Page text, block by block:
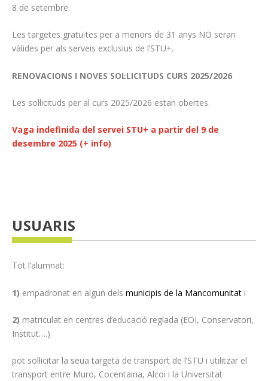
8 de setembre.
Les targetes gratuïtes per a menors de 31 anys NO seran
vàlides per als serveis exclusius de l’STU+.
RENOVACIONS I NOVES SOL·LICITUDS CURS 2025/2026
Les sol·licituds per al curs 2025/2026 estan obertes.
Vaga indefinida del servei STU+ a partir del 9 de
desembre 2025 (+ info)
USUARIS
Tot l’alumnat:
1) empadronat en algun dels municipis de la Mancomunitat i
2) matriculat en centres d’educació reglada (EOI, Conservatori,
Institut….)
pot sol·licitar la seua targeta de transport de l’STU i utilitzar el
transport entre Muro, Cocentaina, Alcoi i la Universitat